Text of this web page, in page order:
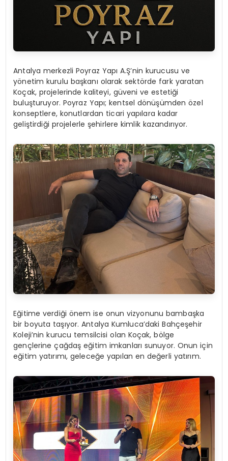
Antalya merkezli Poyraz Yapı A.Ş’nin kurucusu ve
yönetim kurulu başkanı olarak sektörde fark yaratan
Koçak, projelerinde kaliteyi, güveni ve estetiği
buluşturuyor. Poyraz Yapı; kentsel dönüşümden özel
konseptlere, konutlardan ticari yapılara kadar
geliştirdiği projelerle şehirlere kimlik kazandırıyor.
Eğitime verdiği önem ise onun vizyonunu bambaşka
bir boyuta taşıyor. Antalya Kumluca’daki Bahçeşehir
Koleji’nin kurucu temsilcisi olan Koçak, bölge
gençlerine çağdaş eğitim imkanları sunuyor. Onun için
eğitim yatırımı, geleceğe yapılan en değerli yatırım.